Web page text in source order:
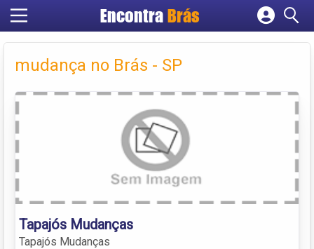
Encontra Brás
Cadastrar empresa
Criar conta
mudança no Brás - SP
Tapajós Mudanças
Tapajós Mudanças